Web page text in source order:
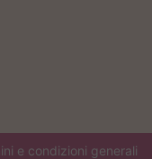
e condizioni generali